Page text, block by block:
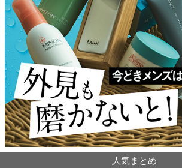
人気まとめ